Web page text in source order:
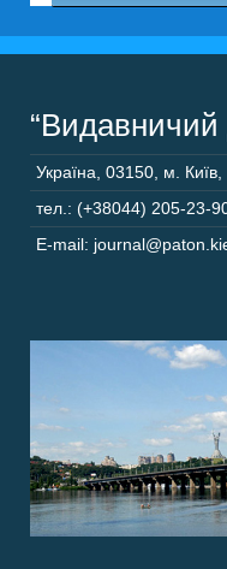
“Видавничий
Україна 03150 м. Київ,
тел.: (+38044) 205-23-
E-mail: